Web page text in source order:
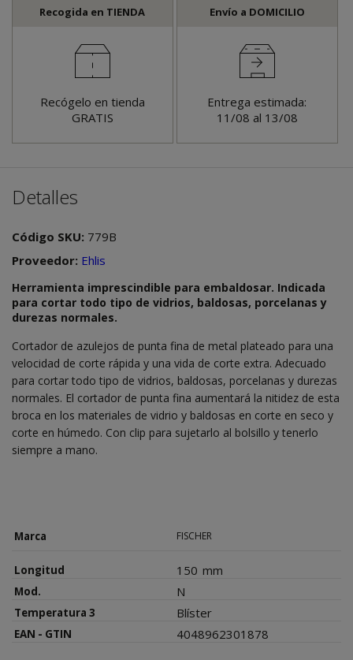
Recogida en TIENDA
Recógelo en tienda
GRATIS
Envío a DOMICILIO
Entrega estimada:
11/08 al 13/08
Detalles
Código SKU: 779B
Proveedor: Ehlis
Herramienta imprescindible para embaldosar. Indicada
para cortar todo tipo de vidrios, baldosas, porcelanas y
durezas normales.
Cortador de azulejos de punta fina de metal plateado para una
velocidad de corte rápida y una vida de corte extra. Adecuado
para cortar todo tipo de vidrios, baldosas, porcelanas y durezas
normales. El cortador de punta fina aumentará la nitidez de esta
broca en los materiales de vidrio y baldosas en corte en seco y
corte en húmedo. Con clip para sujetarlo al bolsillo y tenerlo
siempre a mano.
Marca FISCHER
Longitud 150 mm
Mod. N
Temperatura 3 Blíster
EAN - GTIN 4048962301878